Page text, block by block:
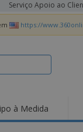
Serviço Apoio ao
https://
à Medida